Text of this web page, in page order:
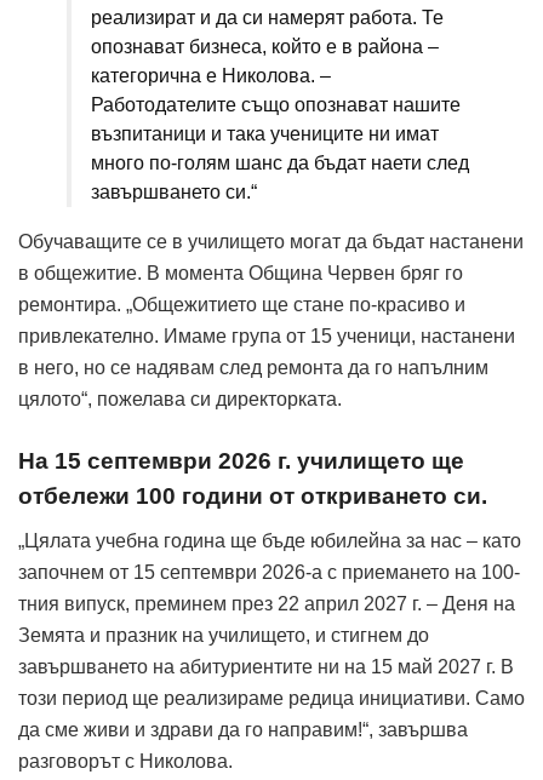
реализират и да си намерят работа. Те
опознават бизнеса, който е в района –
категорична е Николова. –
Работодателите също опознават нашите
възпитаници и така учениците ни имат
много по-голям шанс да бъдат наети след
завършването си.“
Обучаващите се в училището могат да бъдат настанени
в общежитие. В момента Община Червен бряг го
ремонтира. „Общежитието ще стане по-красиво и
привлекателно. Имаме група от 15 ученици, настанени
в него, но се надявам след ремонта да го напълним
цялото“, пожелава си директорката.
На 15 септември 2026 г. училището ще
отбележи 100 години от откриването си.
„Цялата учебна година ще бъде юбилейна за нас – като
започнем от 15 септември 2026-а с приемането на 100-
тния випуск, преминем през 22 април 2027 г. – Деня на
Земята и празник на училището, и стигнем до
завършването на абитуриентите ни на 15 май 2027 г. В
този период ще реализираме редица инициативи. Само
да сме живи и здрави да го направим!“, завършва
разговорът с Николова.